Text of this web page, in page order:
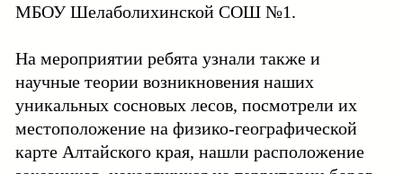
МБОУ Шелаболихинской СОШ №1.
На мероприятии ребята узнали также и
научные теории возникновения наших
уникальных сосновых лесов, посмотрели их
местоположение на физико-географической
карте Алтайского края, нашли расположение